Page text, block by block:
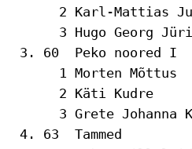
2 Karl-Mattias
3 Hugo Georg
3. 60  Peko noored
1 Morten Mõttus
2 Käti Kudre
3 Grete Johanna
4. 63  Tammed